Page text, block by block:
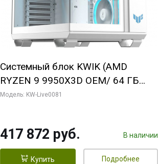
Системный блок KWIK (AMD
RYZEN 9 9950X3D OEM/ 64 ГБ
ОЗУ/ Gigabyte RTX5080 XTREME
Модель: KW-Live0081
417 872 руб. В наличии
Купить Подробнее